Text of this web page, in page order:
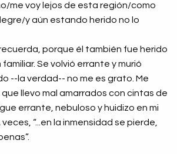
me voy lejos de esta región/como
y aún estando herido no lo
porque él también fue herido
Se volvió errante y murió
--la verdad-- no me es grato. Me
llevo mal amarrados con cintas de
errante, nebuloso y huidizo en mi
“...en la inmensidad se pierde,